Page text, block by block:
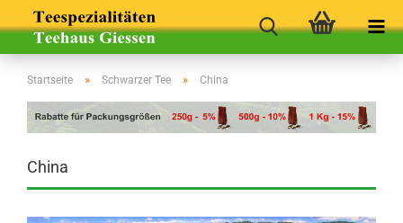
Startseite » Schwarzer Tee » China
China